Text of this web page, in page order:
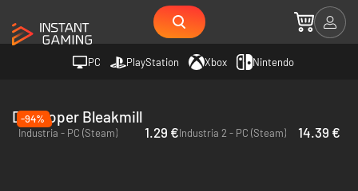
PC PlayStation Xbox Nintendo
Developer Bleakmill
-94%
Industria - PC (Steam)
1.29 €Industria 2 - PC (Steam) 14.39 €